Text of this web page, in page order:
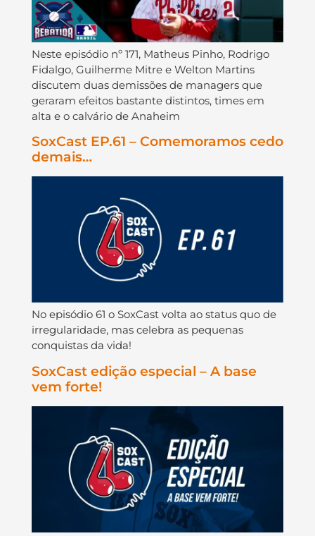
Neste episódio nº 171, Matheus Pinho, Rodrigo
Fidalgo, Guilherme Mitre e Welton Martins
discutem duas demissões de managers que
geraram efeitos bastante distintos, times em
alta e o calvário de Anaheim
SoxCast EP.61 – Comemoramos cedo
demais…
No episódio 61 o SoxCast volta ao status quo de
irregularidade, mas celebra as pequenas
conquistas da vida!
SoxCast edição especial – A base
vem forte!